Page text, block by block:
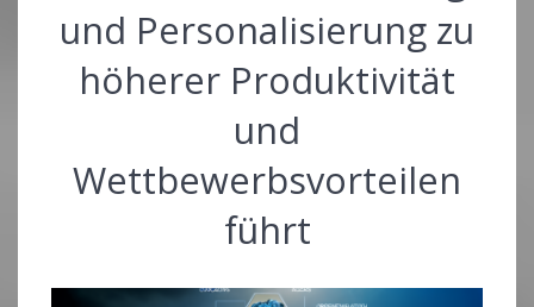
und Personalisierung zu
höherer Produktivität
und
Wettbewerbsvorteilen
führt